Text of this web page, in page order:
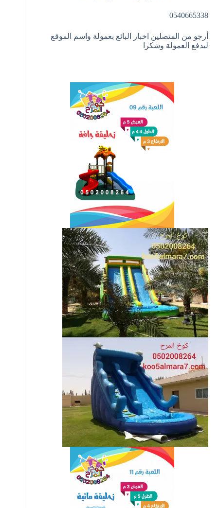
0540665338
أرجو من المتصلين اخبار البائع بعمولة واسم الموقع
ليدفع العمولة وشكرا